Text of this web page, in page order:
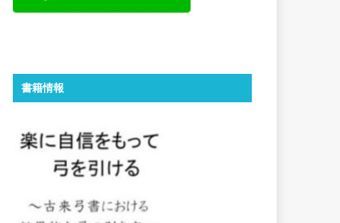
書籍情報